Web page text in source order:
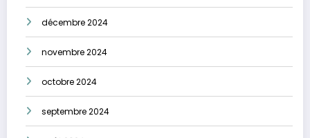
décembre 2024
novembre 2024
octobre 2024
septembre 2024